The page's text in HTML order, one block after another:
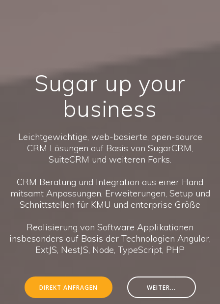
Sugar up your
business
Leichtgewichtige, web-basierte, open-source
CRM Lösungen auf Basis von SugarCRM,
SuiteCRM und weiteren Forks.
CRM Beratung und Integration aus einer Hand
mitsamt Anpassungen, Erweiterungen, Setup und
Schnittstellen für KMU und enterprise Größe
Realisierung von Software Applikationen
insbesonders auf Basis der Technologien Angular,
ExtJS, NestJS, Node, TypeScript, PHP
DIREKT ANFRAGEN WEITER...